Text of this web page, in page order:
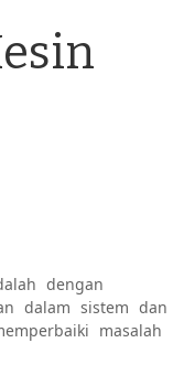
dengan
dalam sistem dan
masalah